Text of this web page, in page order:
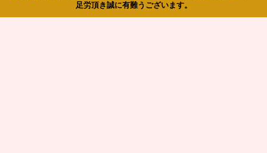
足労頂き誠に有難うございます。